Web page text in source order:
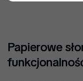
Papierowe